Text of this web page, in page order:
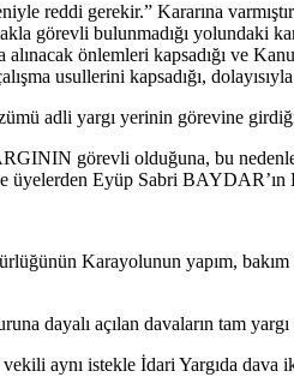
reddi gerekir.” Kararına
görevli bulunmadığı yolundaki
önlemleri kapsadığı ve
usullerini kapsadığı,
adli yargı yerinin görevine
görevli olduğuna, bu
Eyüp Sabri
Karayolunun yapım,
dayalı açılan davaların tam
aynı istekle İdari Yargıda dava